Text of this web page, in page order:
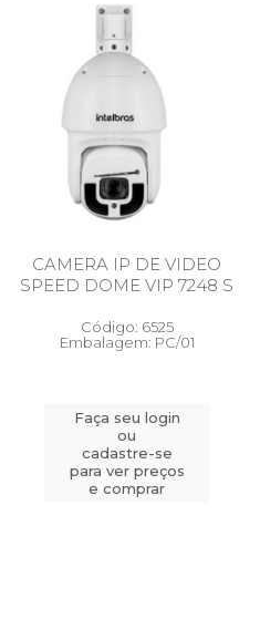
CAMERA IP DE VIDEO
SPEED DOME VIP 7248 S
Código: 6525
Embalagem: PC/01
Faça seu login
ou
cadastre-se
para ver preços
e comprar